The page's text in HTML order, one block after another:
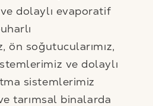
dolaylı evaporatif
ön soğutucularımız,
ve dolaylı
sistemlerimiz
tarımsal binalarda